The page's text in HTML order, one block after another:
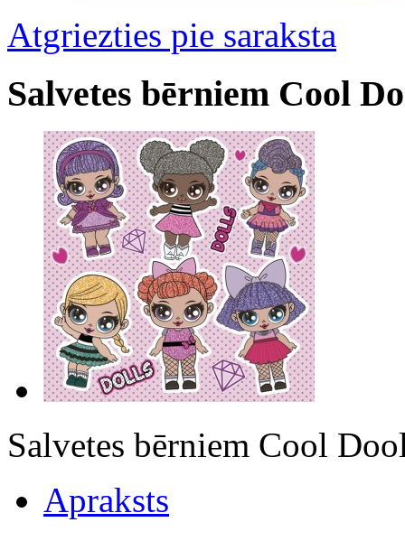
Atgriezties pie saraksta
Salvetes bērniem Cool
Salvetes bērniem Cool
Apraksts